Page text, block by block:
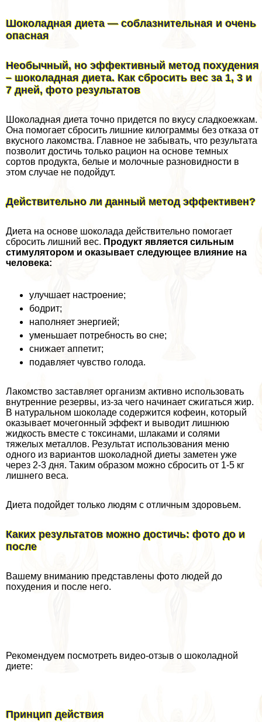
Шоколадная диета — coблaзнительная и очень
опасная
Необычный, но эффективный метод похудения
– шоколадная диета. Как сбросить вес за 1, 3 и
7 дней, фото результатов
Шоколадная диета точно придется по вкусу сладкоежкам.
Она помогает сбросить лишние килограммы без отказа от
вкусного лакомства. Главное не забывать, что результата
позволит достичь только рацион на основе темных
сортов продукта, белые и молочные разновидности в
этом случае не подойдут.
Действительно ли данный метод эффективен?
Диета на основе шоколада действительно помогает
сбросить лишний вес. Продукт является сильным
стимулятором и оказывает следующее влияние на
человека:
улучшает настроение;
бодрит;
наполняет энергией;
уменьшает потребность во сне;
снижает аппетит;
подавляет чувство голода.
Лакомство заставляет организм активно использовать
внутренние резервы, из-за чего начинает сжигаться жир.
В натуральном шоколаде содержится кофеин, который
оказывает мочегонный эффект и выводит лишнюю
жидкость вместе с токсинами, шлаками и солями
тяжелых металлов. Результат использования меню
одного из вариантов шоколадной диеты заметен уже
через 2-3 дня. Таким образом можно сбросить от 1-5 кг
лишнего веса.
Диета подойдет только людям с отличным здоровьем.
Каких результатов можно достичь: фото до и
после
Вашему вниманию представлены фото людей до
похудения и после него.
Рекомендуем посмотреть видео-отзыв о шоколадной
диете:
Принцип действия